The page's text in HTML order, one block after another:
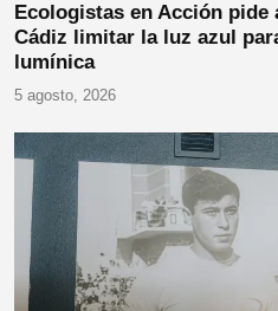
Ecologistas en Acción
Cádiz limitar la luz azul
lumínica
5 agosto, 2026